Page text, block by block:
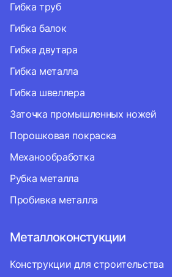
Гибка труб
Гибка балок
Гибка двутара
Гибка металла
Гибка швеллера
Заточка промышленных ножей
Порошковая покраска
Механообработка
Рубка металла
Пробивка металла
Металлоконстукции
Конструкции для строительства